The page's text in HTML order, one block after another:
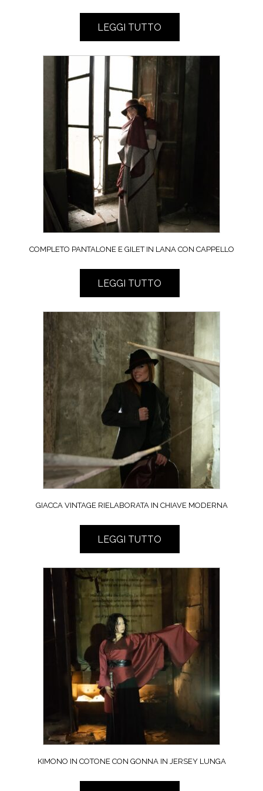
LEGGI TUTTO
COMPLETO PANTALONE E GILET IN LANA CON CAPPELLO
LEGGI TUTTO
GIACCA VINTAGE RIELABORATA IN CHIAVE MODERNA
LEGGI TUTTO
KIMONO IN COTONE CON GONNA IN JERSEY LUNGA